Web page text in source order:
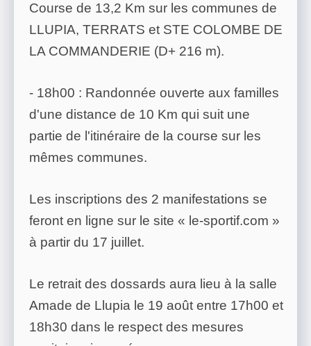
Course de 13,2 Km sur les communes de
LLUPIA, TERRATS et STE COLOMBE DE
LA COMMANDERIE (D+ 216 m).
- 18h00 : Randonnée ouverte aux familles
d'une distance de 10 Km qui suit une
partie de l'itinéraire de la course sur les
mêmes communes.
Les inscriptions des 2 manifestations se
feront en ligne sur le site « le-sportif.com »
à partir du 17 juillet.
Le retrait des dossards aura lieu à la salle
Amade de Llupia le 19 août entre 17h00 et
18h30 dans le respect des mesures